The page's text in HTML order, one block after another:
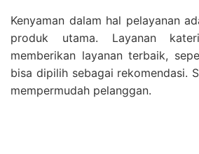
Kenyaman dalam hal pelayanan
produk utama. Layanan
memberikan layanan terbaik,
bisa dipilih sebagai rekomendasi.
mempermudah pelanggan.